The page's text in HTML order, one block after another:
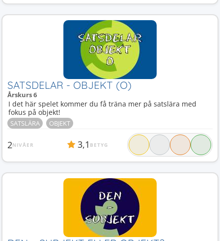
SATSDELAR - OBJEKT (O)
Årskurs 6
I det här spelet kommer du få träna mer på satslära med
fokus på objekt!
SATSLÄRA OBJEKT
2NIVÅER 3,1 BETYG